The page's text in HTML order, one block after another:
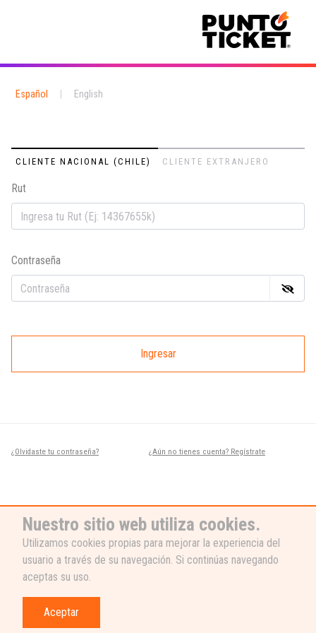
Español English
CLIENTE NACIONAL (CHILE) CLIENTE EXTRANJERO
Rut
Contraseña
Ingresar
¿Olvidaste tu contraseña? ¿Aún no tienes cuenta? Regístrate
Nuestro sitio web utiliza cookies.
Utilizamos cookies propias para mejorar la experiencia del
usuario a través de su navegación. Si continúas navegando
aceptas su uso.
Aceptar
¿NECESITAS AYUDA?
Nuestro equipo de soporte está listo